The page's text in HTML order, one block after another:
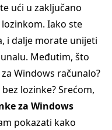
ući u zaključano
Iako ste
i dalje morate unijeti
Međutim, što
Windows računalo?
lozinke? Srećom,
za Windows
pokazati kako